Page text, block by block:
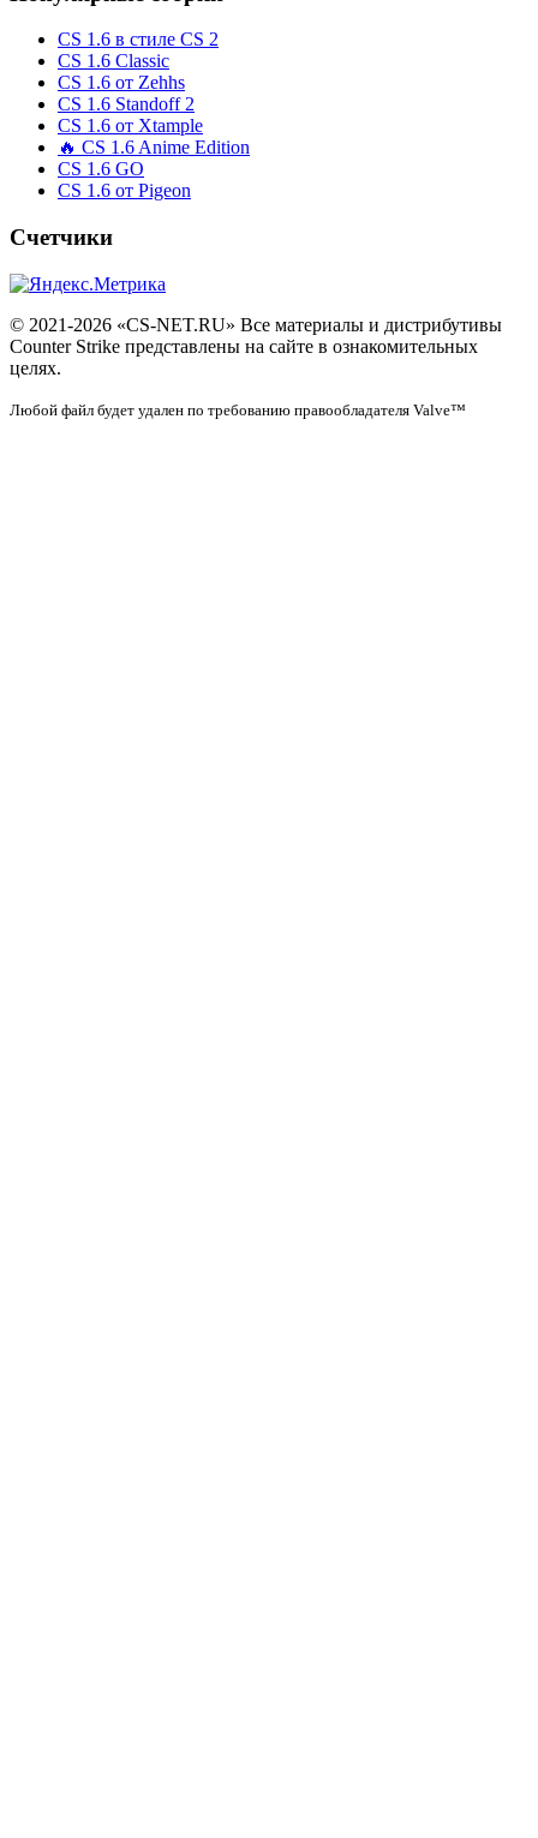
CS 1.6 в стиле CS 2
CS 1.6 Classic
CS 1.6 от Zehhs
CS 1.6 Standoff 2
CS 1.6 от Xtample
🔥 CS 1.6 Anime Edition
CS 1.6 GO
CS 1.6 от Pigeon
Счетчики
© 2021-2026 «CS-NET.RU» Все материалы и дистрибутивы
Counter Strike представлены на сайте в ознакомительных
целях.
Любой файл будет удален по требованию правообладателя Valve™